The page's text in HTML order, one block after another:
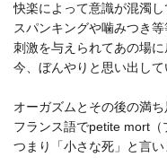
快楽によって意識が混濁し
スパンキングや噛みつき等
刺激を与えられてあの場に
今、ぼんやりと思い出して
オーガズムとその後の満
フランス語でpetite mort（
つまり「小さな死」と言い